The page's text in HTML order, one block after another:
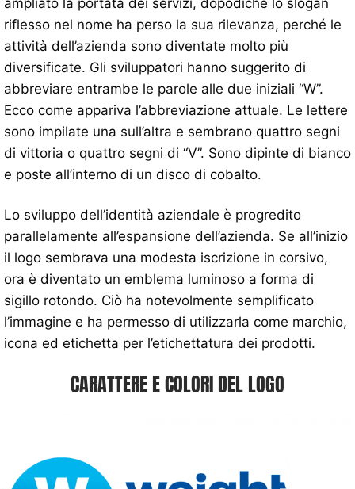
ampliato la portata dei servizi, dopodiché lo slogan
riflesso nel nome ha perso la sua rilevanza, perché le
attività dell’azienda sono diventate molto più
diversificate. Gli sviluppatori hanno suggerito di
abbreviare entrambe le parole alle due iniziali “W”.
Ecco come appariva l’abbreviazione attuale. Le lettere
sono impilate una sull’altra e sembrano quattro segni
di vittoria o quattro segni di “V”. Sono dipinte di bianco
e poste all’interno di un disco di cobalto.
Lo sviluppo dell’identità aziendale è progredito
parallelamente all’espansione dell’azienda. Se all’inizio
il logo sembrava una modesta iscrizione in corsivo,
ora è diventato un emblema luminoso a forma di
sigillo rotondo. Ciò ha notevolmente semplificato
l’immagine e ha permesso di utilizzarla come marchio,
icona ed etichetta per l’etichettatura dei prodotti.
CARATTERE E COLORI DEL LOGO